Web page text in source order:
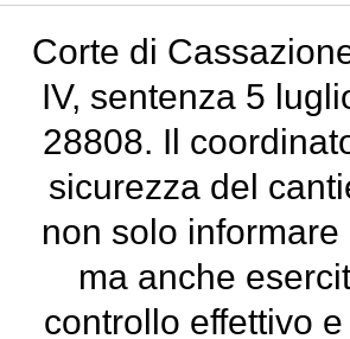
Corte di
IV, sentenza 5
28808. Il
sicurezza del
non solo informare
ma anche
controllo effettivo